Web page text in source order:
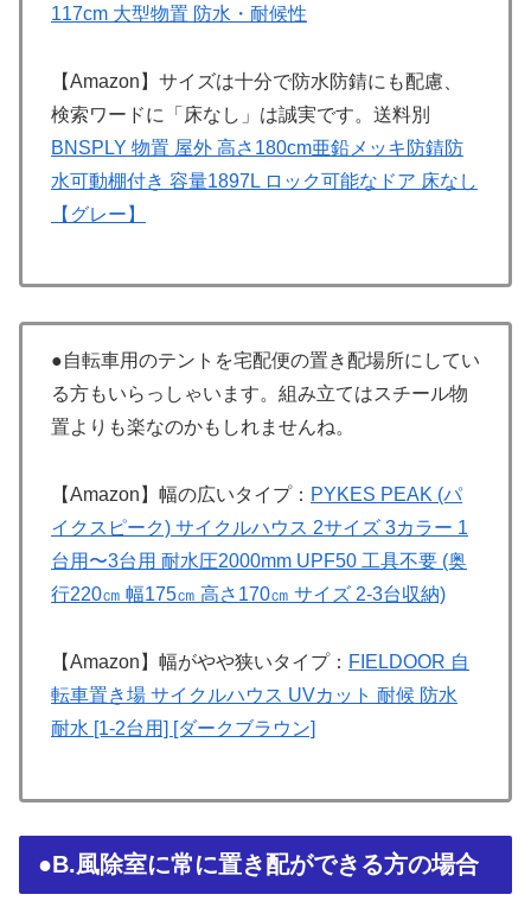
117cm 大型物置 防水・耐候性
【Amazon】サイズは十分で防水防錆にも配慮、
検索ワードに「床なし」は誠実です。送料別
BNSPLY 物置 屋外 高さ180cm亜鉛メッキ防錆防
水可動棚付き 容量1897L ロック可能なドア 床なし
【グレー】
●自転車用のテントを宅配便の置き配場所にしてい
る方もいらっしゃいます。組み立てはスチール物
置よりも楽なのかもしれませんね。
【Amazon】幅の広いタイプ： PYKES PEAK (パ
イクスピーク) サイクルハウス 2サイズ 3カラー 1
台用〜3台用 耐水圧2000mm UPF50 工具不要 (奥
行220㎝ 幅175㎝ 高さ170㎝ サイズ 2-3台収納)
【Amazon】幅がやや狭いタイプ： FIELDOOR 自
転車置き場 サイクルハウス UVカット 耐候 防水
耐水 [1-2台用] [ダークブラウン]
●B.風除室に常に置き配ができる方の場合